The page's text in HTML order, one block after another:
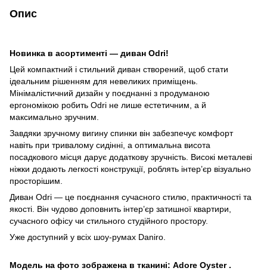
Опис
Новинка в асортименті — диван Odri!
Цей компактний і стильний диван створений, щоб стати
ідеальним рішенням для невеликих приміщень.
Мінімалістичний дизайн у поєднанні з продуманою
ергономікою робить Odri не лише естетичним, а й
максимально зручним.
Завдяки зручному вигину спинки він забезпечує комфорт
навіть при тривалому сидінні, а оптимальна висота
посадкового місця дарує додаткову зручність. Високі металеві
ніжки додають легкості конструкції, роблять інтер’єр візуально
просторішим.
Диван Odri — це поєднання сучасного стилю, практичності та
якості. Він чудово доповнить інтер’єр затишної квартири,
сучасного офісу чи стильного студійного простору.
Уже доступний у всіх шоу-румах Daniro.
Модель на фото зображена в тканині: Adore Oyster .